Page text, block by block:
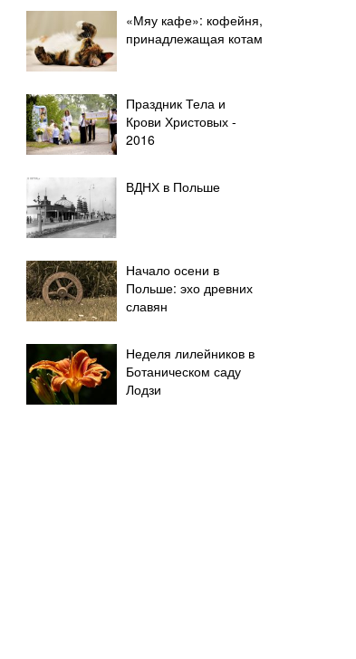
«Мяу кафе»: кофейня,
принадлежащая котам
Праздник Тела и
Крови Христовых -
2016
ВДНХ в Польше
Начало осени в
Польше: эхо древних
славян
Неделя лилейников в
Ботаническом саду
Лодзи